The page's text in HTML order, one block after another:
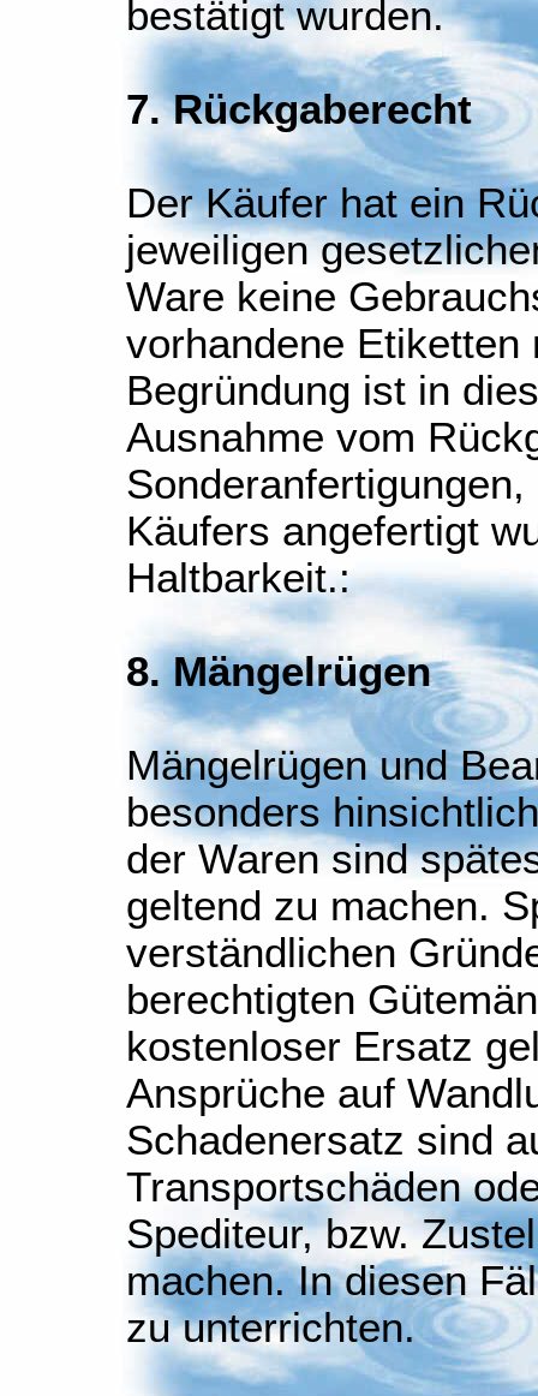
bestätigt wurden.
7. Rückgaberecht
Der Käufer hat ein
jeweiligen
Ware keine
vorhandene
Begründung ist in
Ausnahme vom
Käufers angefertigt
Haltbarkeit.:
8. Mängelrügen
Mängelrügen und
besonders
der Waren sind
geltend zu machen.
verständlichen
berechtigten
kostenloser Ersatz
Ansprüche auf
Schadenersatz sind
Transportschäden
Spediteur, bzw.
machen. In diesen
zu unterrichten.